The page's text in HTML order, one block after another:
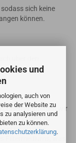
und
auch von
der Website zu
zu analysieren und
zu können.
.
sich keine
können.
über den
empfehlen wir
6 Monaten zu
verschmutzte
was